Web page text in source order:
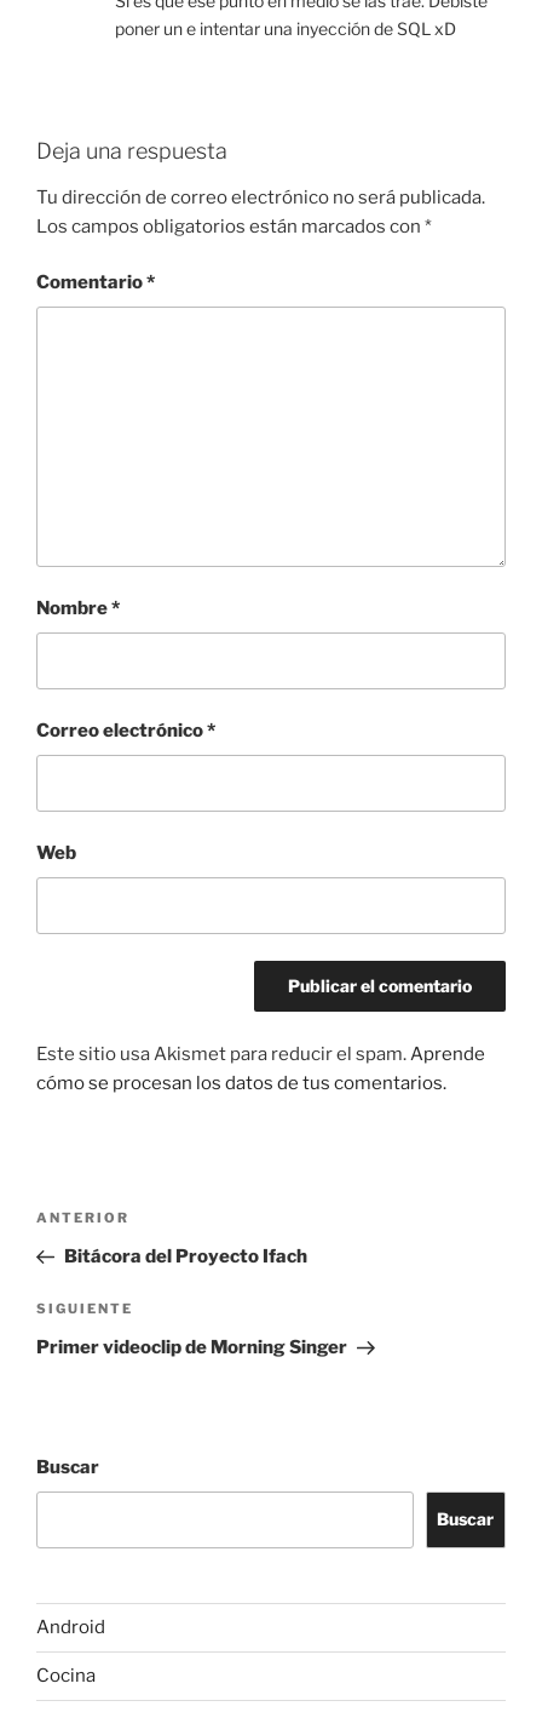
poner un e intentar una inyección de SQL xD
Deja una respuesta
Tu dirección de correo electrónico no será publicada.
Los campos obligatorios están marcados con *
Comentario*
Nombre*
Correo electrónico*
Web
Este sitio usa Akismet para reducir el spam.Aprende
cómo se procesan los datos de tus comentarios.
Navegación
entradas
Entrada
anterior:
ANTERIOR
Bitácora del Proyecto Ifach
Siguiente
entrada
SIGUIENTE
Primer videoclip de Morning Singer
Buscar
Buscar
Android
Cocina